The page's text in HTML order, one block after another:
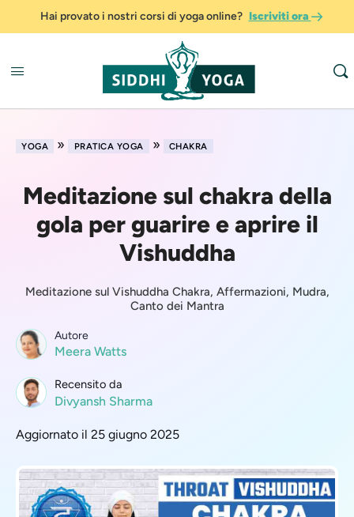
Hai provato i nostri corsi di yoga online? Iscriviti ora
YOGA » PRATICA YOGA » CHAKRA
Meditazione sul chakra della
gola per guarire e aprire il
Vishuddha
Meditazione sul Vishuddha Chakra, Affermazioni, Mudra,
Canto dei Mantra
Autore
Meera Watts
Recensito da
Divyansh Sharma
Aggiornato il 25 giugno 2025